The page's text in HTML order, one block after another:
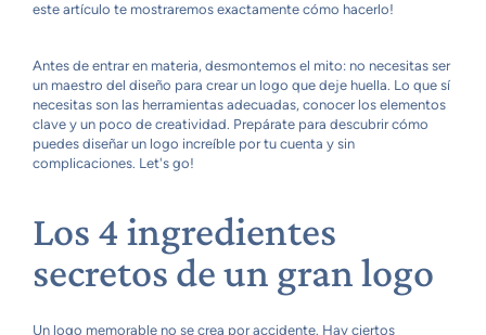
este artículo te mostraremos exactamente cómo hacerlo!
Antes de entrar en materia, desmontemos el mito: no necesitas ser
un maestro del diseño para crear un logo que deje huella. Lo que sí
necesitas son las herramientas adecuadas, conocer los elementos
clave y un poco de creatividad. Prepárate para descubrir cómo
puedes diseñar un logo increíble por tu cuenta y sin
complicaciones. Let's go!
Los 4 ingredientes
secretos de un gran logo
Un logo memorable no se crea por accidente. Hay ciertos